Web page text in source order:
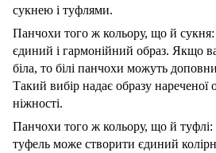
сукнею і туфлями.
Панчохи того ж кольору, що й сукня:
єдиний і гармонійний образ. Якщо
біла, то білі панчохи можуть
Такий вибір надає образу нареченої
ніжності.
Панчохи того ж кольору, що й туфлі:
туфель може створити єдиний